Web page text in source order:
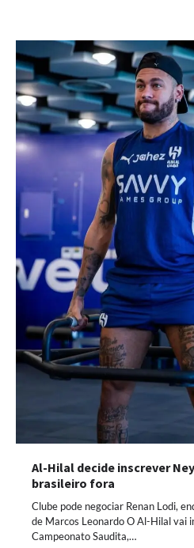
Al-Hilal decide inscrever
brasileiro fora
Clube pode negociar Renan Lodi,
de Marcos Leonardo O Al-Hilal vai
Campeonato Saudita,…